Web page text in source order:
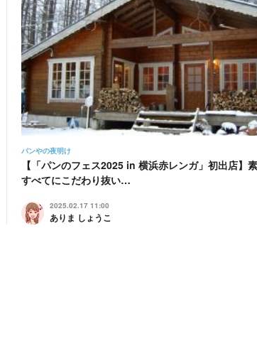
パンやの夜明け
【「パンのフェス2025 in 横浜赤レンガ」初出店】
すべてにこだわり抜い…
2025.02.17 11:00
ありま しょうこ